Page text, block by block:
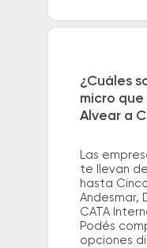
¿Cuáles
micro que
Alvear a
Las
te llevan
hasta
Andesmar,
CATA
Podés
opciones